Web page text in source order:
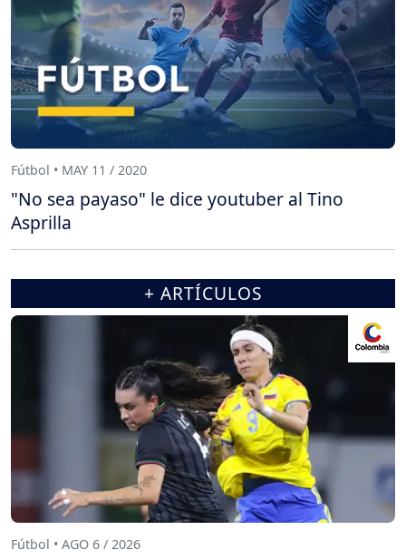
Fútbol • MAY 11 / 2020
"No sea payaso" le dice youtuber al Tino
Asprilla
+ ARTÍCULOS
Fútbol • AGO 6 / 2026